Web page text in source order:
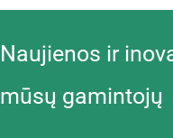
Naujienos ir
mūsų gamintojų